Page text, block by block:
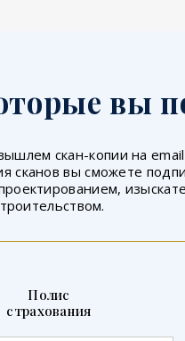
вы
скан-копии на
сканов вы сможете
Полис
страхования